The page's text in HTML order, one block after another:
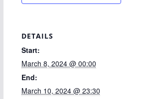
DETAILS
Start:
March 8, 2024 @ 00:00
End:
March 10, 2024 @ 23:30